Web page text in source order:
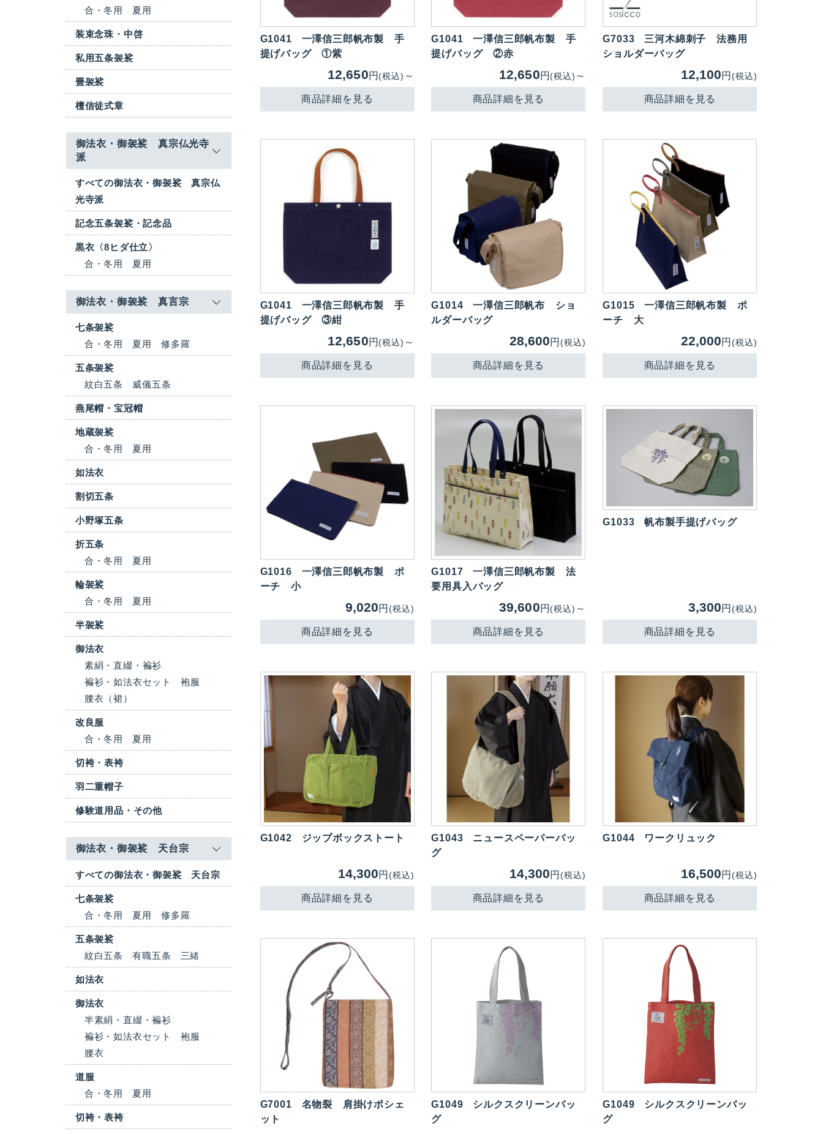
G1041
一澤信三郎帆布製 手
提げバッグ ①紫
12,650円(税込) ～
商品詳細を見る
G1041
一澤信三郎帆布製 手
提げバッグ ②赤
12,650円(税込) ～
商品詳細を見る
G7033
三河木綿刺子 法務用
ショルダーバッグ
12,100円(税込)
商品詳細を見る
G1041
一澤信三郎帆布製 手
提げバッグ ③紺
12,650円(税込) ～
商品詳細を見る
G1014
一澤信三郎帆布 ショ
ルダーバッグ
28,600円(税込)
商品詳細を見る
G1015
一澤信三郎帆布製 ポ
ーチ 大
22,000円(税込)
商品詳細を見る
G1016
一澤信三郎帆布製 ポ
ーチ 小
9,020円(税込)
商品詳細を見る
G1017
一澤信三郎帆布製 法
要用具入バッグ
39,600円(税込) ～
商品詳細を見る
G1033 帆布製手提げバッグ
3,300円(税込)
商品詳細を見る
G1042 ジップボックストート
14,300円(税込)
商品詳細を見る
G1043
ニュースペーパーバッ
グ
14,300円(税込)
商品詳細を見る
G1044 ワークリュック
16,500円(税込)
商品詳細を見る
G7001
名物裂 肩掛けポシェ
ット
G1049
シルクスクリーンバッ
グ
G1049
シルクスクリーンバッ
グ
合・冬用
夏用
装束念珠・中啓
私用五条袈裟
畳袈裟
檀信徒式章
御法衣・御袈裟 真宗仏光寺
派
すべての御法衣・御袈裟 真宗仏
光寺派
記念五条袈裟・記念品
黒衣〈8ヒダ仕立〉
合・冬用
夏用
御法衣・御袈裟 真言宗
七条袈裟
合・冬用
夏用 修多羅
五条袈裟
紋白五条
威儀五条
燕尾帽・宝冠帽
地蔵袈裟
合・冬用
夏用
如法衣
割切五条
小野塚五条
折五条
合・冬用
夏用
輪袈裟
合・冬用
夏用
半袈裟
御法衣
素絹・直綴・褊衫
褊衫・如法衣セット
袍服
腰衣（裙）
改良服
合・冬用
夏用
切袴・表袴
羽二重帽子
修験道用品・その他
御法衣・御袈裟 天台宗
すべての御法衣・御袈裟 天台宗
七条袈裟
合・冬用
夏用 修多羅
五条袈裟
紋白五条
有職五条 三緒
如法衣
御法衣
半素絹・直綴・褊衫
褊衫・如法衣セット
袍服
腰衣
道服
合・冬用
夏用
切袴・表袴